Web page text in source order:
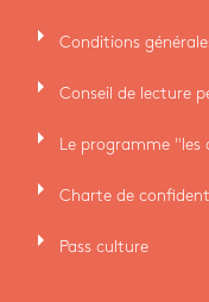
arrow_right Conditions
arrow_right Conseil de lecture
arrow_right Le programme "les
arrow_right Charte de
arrow_right Pass culture